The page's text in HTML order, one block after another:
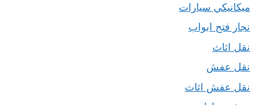
ميكانيكي سيارات
نجار فتح ابواب
نقل اثاث
نقل عفش
نقل عفش اثاث